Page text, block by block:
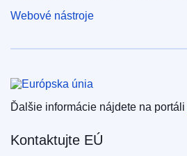
Webové nástroje
Európska únia
Ďalšie informácie nájdete na portáli
Kontaktujte EÚ